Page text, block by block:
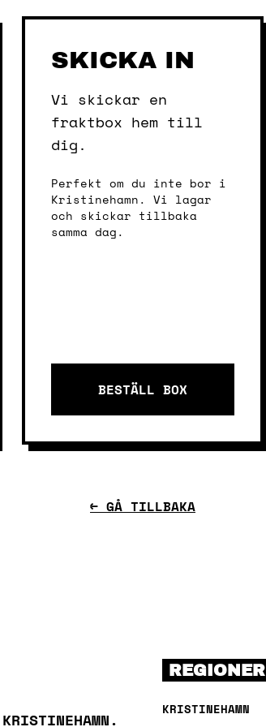
SKICKA IN
Vi skickar en
fraktbox hem till
dig.
Perfekt om du inte bor i
Kristinehamn. Vi lagar
och skickar tillbaka
samma dag.
BESTÄLL BOX
← GÅ TILLBAKA
REGIONER
KRISTINEHAMN